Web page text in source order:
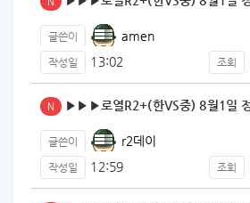
글쓴이 amen
작성일 13:02 조회
N ▶▶▶로열R2+(한VS중) 8월1일
글쓴이 r2데이
작성일 12:59 조회